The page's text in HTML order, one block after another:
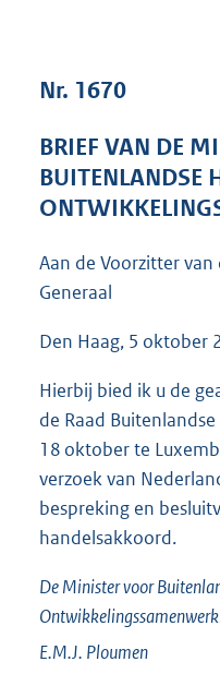
Nr. 1670
BRIEF VAN DE
BUITENLANDSE
Aan de Voorzitter
Generaal
Den Haag, 5 oktober
Hierbij bied ik u de
de Raad
18 oktober te
verzoek van
bespreking en
handelsakkoord.
De Minister voor
E.M.J. Ploumen